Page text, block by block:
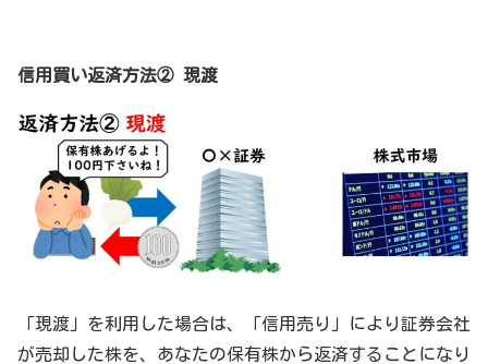
信用買い返済方法② 現渡
「現渡」を利用した場合は、「信用売り」により証券会社
が売却した株を、あなたの保有株から返済することになり